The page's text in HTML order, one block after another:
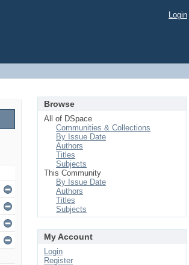
Login
Browse
All of DSpace
Communities & Collections
By Issue Date
Authors
Titles
Subjects
This Community
By Issue Date
Authors
Titles
Subjects
My Account
Login
Register